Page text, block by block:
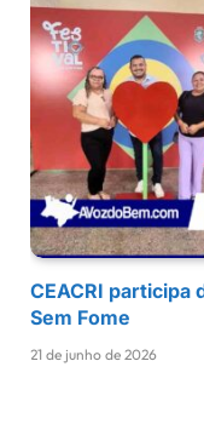
CEACRI participa
Sem Fome
21 de junho de 2026